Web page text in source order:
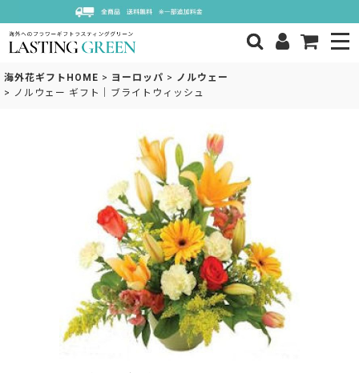
海外花ギフトHOME > ヨーロッパ > ノルウェー
> ノルウェー ギフト｜ブライトウィッシュ